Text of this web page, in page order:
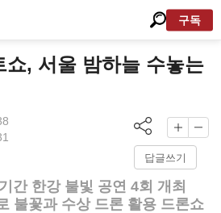
구독
쇼, 서울 밤하늘 수놓는
답글쓰기
간 한강 불빛 공연 4회 개최
불꽃과 수상 드론 활용 드론쇼